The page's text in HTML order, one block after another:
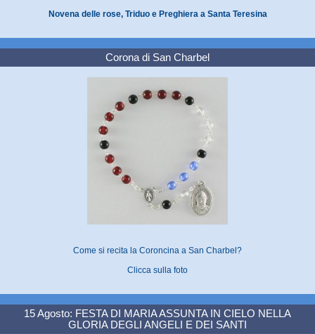
Novena delle rose, Triduo e Preghiera a Santa Teresina
Corona di San Charbel
Come si recita la Coroncina a San Charbel?
Clicca sulla foto
15 Agosto: FESTA DI MARIA ASSUNTA IN CIELO NELLA
GLORIA DEGLI ANGELI E DEI SANTI